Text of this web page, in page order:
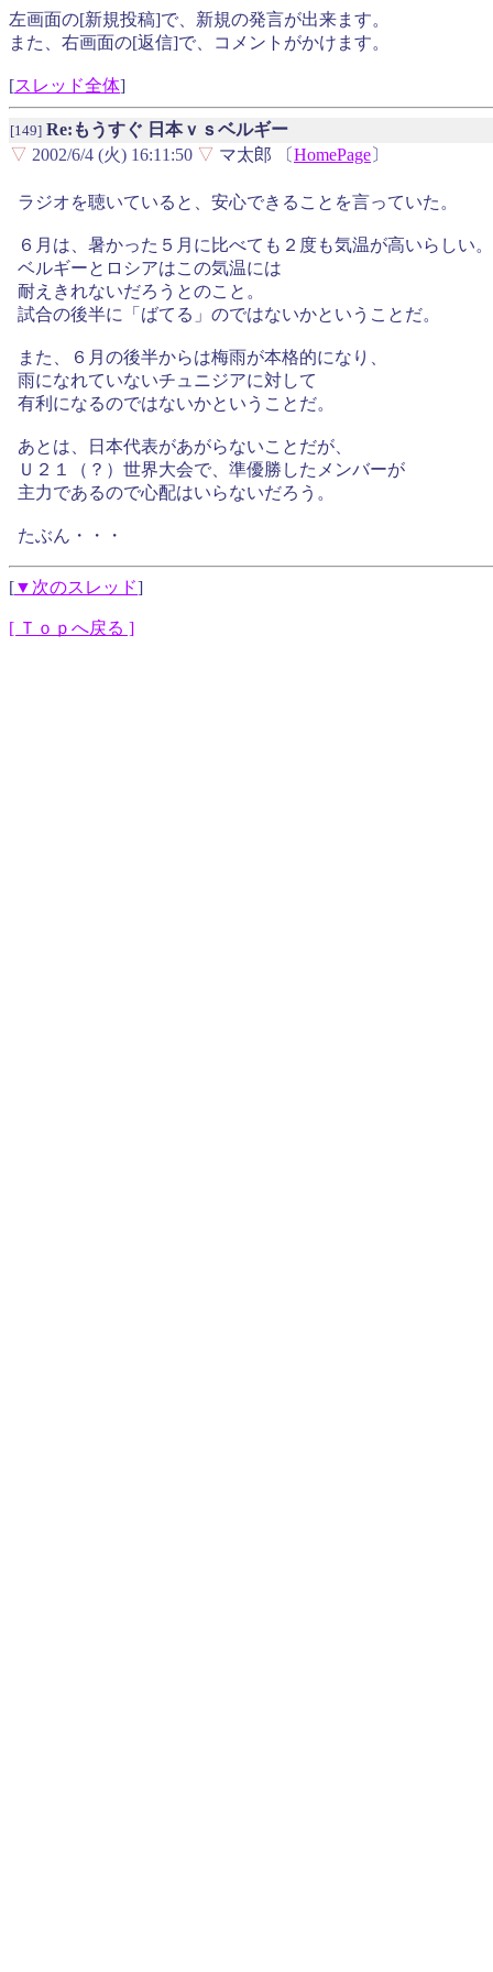
左画面の[新規投稿]で、新規の発言が出来ます。
また、右画面の[返信]で、コメントがかけます。
[スレッド全体]
[149] Re:もうすぐ 日本ｖｓベルギー
▽ 2002/6/4 (火) 16:11:50 ▽ マ太郎 〔HomePage〕
ラジオを聴いていると、安心できることを言っていた。
６月は、暑かった５月に比べても２度も気温が高いらしい。
ベルギーとロシアはこの気温には
耐えきれないだろうとのこと。
試合の後半に「ばてる」のではないかということだ。
また、６月の後半からは梅雨が本格的になり、
雨になれていないチュニジアに対して
有利になるのではないかということだ。
あとは、日本代表があがらないことだが、
Ｕ２１（？）世界大会で、準優勝したメンバーが
主力であるので心配はいらないだろう。
たぶん・・・
[▼次のスレッド]
[ Ｔｏｐへ戻る ]